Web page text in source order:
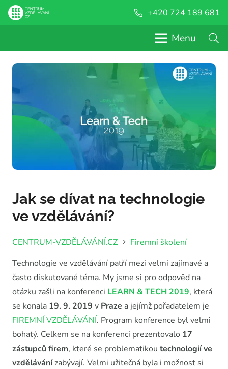
+420 724 189 681
Menu
Jak se dívat na technologie
ve vzdělávání?
CENTRUM-VZDĚLÁVÁNÍ.CZ
Firemní školení
Technologie ve vzdělávání patří mezi velmi zajímavé a
často diskutované téma. My jsme si pro odpověď na
otázku zašli na konferenci LEARN & TECH 2019, která
se konala 19. 9. 2019 v Praze a jejímž pořadatelem je
FIREMNÍ VZDĚLÁVÁNÍ. Program konference byl velmi
bohatý. Celkem se na konferenci prezentovalo 17
zástupců firem, které se problematikou technologiíve
vzdělávánízabývají. Velmi užitečná byla i možnost si